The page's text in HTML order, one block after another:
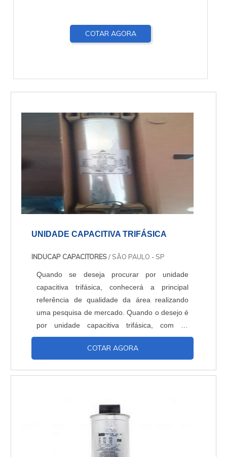
COTAR AGORA
UNIDADE CAPACITIVA TRIFÁSICA
INDUCAP CAPACITORES/ SÃO PAULO - SP
Quando se deseja procurar por unidade
capacitiva trifásica, conhecerá a principal
referência de qualidade da área realizando
uma pesquisa de mercado. Quando o desejo é
por unidade capacitiva trifásica, com os
profissionais da Inducap Capacitores o cliente
encontrará proteção com assessoria técnica
UNIDADE CAPACITIVA TRIFÁSICA A Inducap
COTAR AGORA